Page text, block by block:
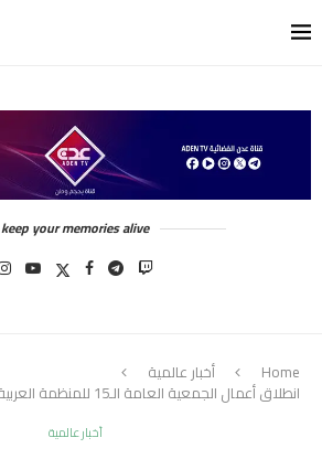
keep your memories alive
Home أخبار عالمية
انطلاق أعمال الجمعية العامة الـ15 للمنظمة العربية “الأرابوساي”
أخبار عالمية